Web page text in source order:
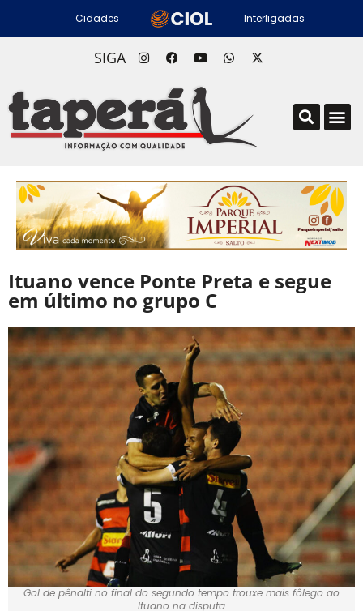
Cidades Interligadas
SIGA
Ituano vence Ponte Preta e segue
em último no grupo C
Gol de pênalti no final do segundo tempo trouxe mais fôlego ao
Ituano na disputa